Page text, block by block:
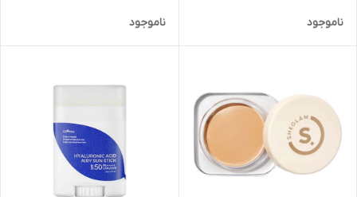
ناموجود ناموجود